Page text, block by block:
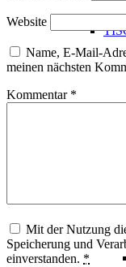
Website
Name, E-Mail-
meinen nächsten
Kommentar *
Mit der Nutzung
Speicherung und
einverstanden. *